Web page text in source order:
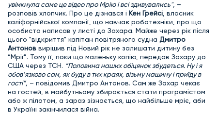
увімкнула саме це відео про Мрію і всі здивувались", –
розповів хлопчик. Про це дізнався і Кен Грейсі , власник
каліфорнійської компанії, що навчає роботехніки, про що
особисто написав у листі до Захара. Майже через рік після
цього "відкриття" капітан повітряного судна Дмитро
Антонов вирішив під Новий рік не залишати дитину без
“Мрії”. Тому її, поки що маленьку копію, передав Захару до
США через ТСН. “Половина наших обіцянок збудеться. Ну і я
обов’язково сам, як буду в тих краях, візьму машину і приїду в
гості”, – повідомив Дмитро Антонов. Сам же Захар чекає
на гостей, в майбутньому збирається стати програмістом
або ж пілотом, а зараз зізнається, що найбільше мріє, аби
в Україні закінчилася війна.